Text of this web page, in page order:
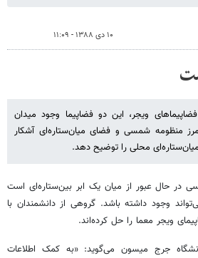
۱۰ دی ۱۳۸۸ - ۱۱:۰۹
ویجر، این دو فضاپیما وجود میدان
منظومه شمسی و فضای میان‌ستاره‌ای آشکار
محلی را توضیح دهد.
در حال عبور از میان یک ابر بین‌ستاره‌ای است
وجود داشته باشد. گروهی از دانشمندان با
ویجر معما را حل کرده‌اند.
جرج میسون می‌گوید: «به کمک اطلاعات